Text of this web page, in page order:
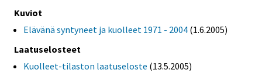
Kuviot
Elävänä syntyneet ja kuolleet 1971 - 2004 (1.6.2005)
Laatuselosteet
Kuolleet-tilaston laatuseloste (13.5.2005)